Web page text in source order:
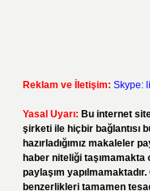
Reklam ve İletişim: Skype:
Yasal Uyarı: Bu internet
şirketi ile hiçbir bağlantısı
hazırladığımız makaleler
haber niteliği
paylaşım
benzerlikleri tamamen